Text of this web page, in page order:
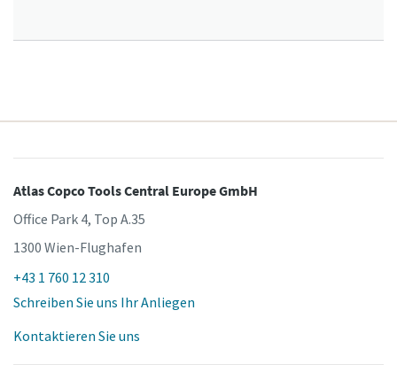
Atlas Copco Tools Central Europe GmbH
Office Park 4, Top A.35
1300 Wien-Flughafen
+43 1 760 12 310
Schreiben Sie uns Ihr Anliegen
Kontaktieren Sie uns